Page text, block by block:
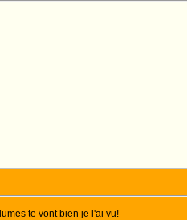
te vont bien je l'ai vu!